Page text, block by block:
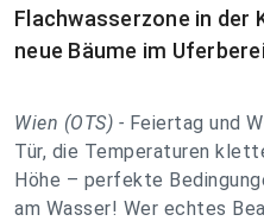
Flachwasserzone in der
neue Bäume im
Wien (OTS) - Feiertag und
Tür, die Temperaturen
Höhe – perfekte
am Wasser! Wer echtes